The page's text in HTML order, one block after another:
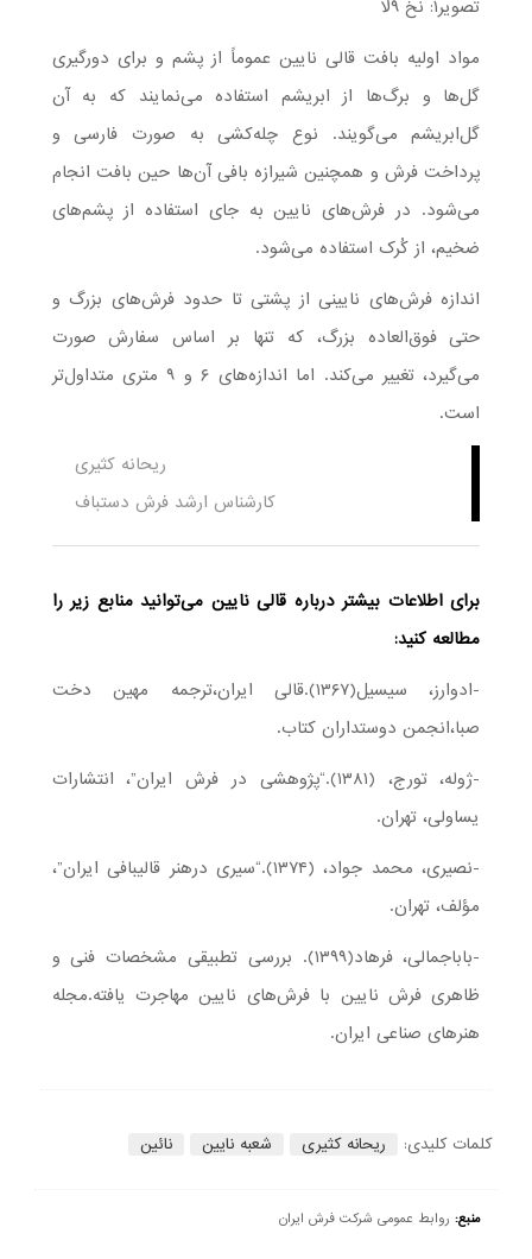
تصویر۱: نخ ۹لا
مواد اولیه بافت قالی نایین عموماً از پشم و برای دورگیری
گل‌ها و برگ‌ها از ابریشم استفاده می‌نمایند که به آن
گل‌ابریشم می‌گویند. نوع چله‌کشی به صورت فارسی و
پرداخت فرش و همچنین شیرازه بافی آن‌ها حین بافت انجام
می‌شود. در فرش‌های نایین به جای استفاده از پشم‌های
ضخیم، از کُرک استفاده می‌شود.
اندازه فرش‌های نایینی از پشتی تا حدود فرش‌های بزرگ و
حتی فوق‌العاده بزرگ، که تنها بر اساس سفارش صورت
می‌گیرد، تغییر می‌کند. اما اندازه‌های ۶ و ۹ متری متداول‌تر
است.
ریحانه کثیری
کارشناس ارشد فرش دستباف
برای اطلاعات بیشتر درباره قالی نایین می­‌توانید منابع زیر را
مطالعه کنید:
-ادوارز، سیسیل(۱۳۶۷).قالی ایران،ترجمه مهین دخت
صبا،انجمن دوستداران کتاب.
-ژوله، تورج، (۱۳۸۱).“پژوهشی در فرش ایران”، انتشارات
یساولی، تهران.
-نصیری، محمد جواد، (۱۳۷۴).“سیری درهنر قالیبافی ایران”،
مؤلف، تهران.
-باباجمالی، فرهاد(۱۳۹۹). بررسی تطبیقی مشخصات فنی و
ظاهری فرش نایین با فرش‌های نایین مهاجرت یافته.مجله
هنرهای صناعی ایران.
کلمات کلیدی: ریحانه کثیری شعبه نایین نائین
منبع: روابط عمومی شرکت فرش ایران